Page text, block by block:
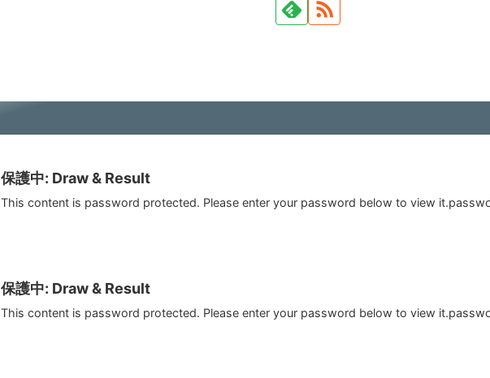
保護中: Draw & Result
This content is password protected. Please enter your password below to view
保護中: Draw & Result
This content is password protected. Please enter your password below to view